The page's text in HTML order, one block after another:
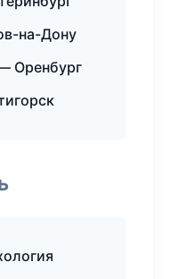
на-Дону
Оренбург